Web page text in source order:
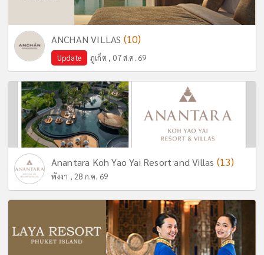
ANCHAN VILLAS (10)
Update ภูเก็ต , 07 ส.ค. 69
Anantara Koh Yao Yai Resort and Villas (13)
พังงา , 28 ก.ค. 69